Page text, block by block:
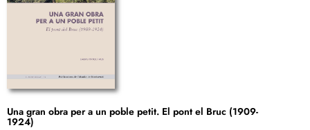
Una gran obra per a un poble petit. El pont el Bruc (1909-
1924)